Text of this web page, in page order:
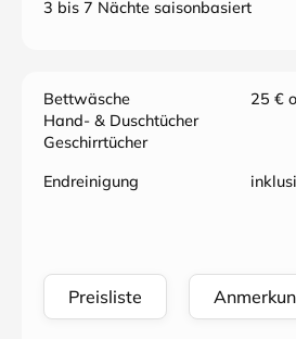
3 bis 7 Nächte saisonbasiert
Bettwäsche
Hand- & Duschtücher
Geschirrtücher
25 €
Endreinigung
Preisliste